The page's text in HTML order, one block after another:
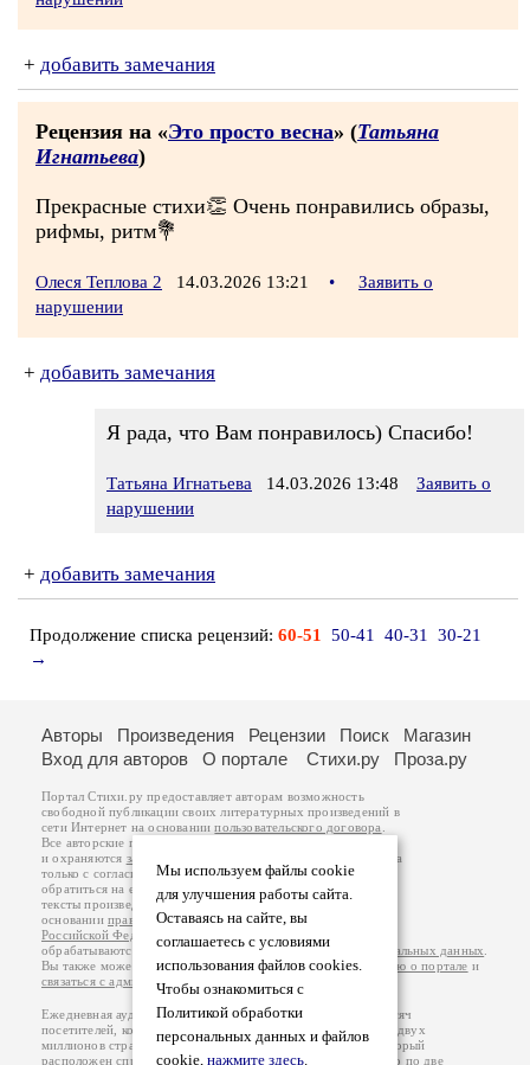
+ добавить замечания
Рецензия на «Это просто весна» (Татьяна
Игнатьева)
Прекрасные стихи👏 Очень понравились образы,
рифмы, ритм💐
Олеся Теплова 2 14.03.2026 13:21 •
Заявить о
нарушении
+ добавить замечания
Я рада, что Вам понравилось) Спасибо!
Татьяна Игнатьева 14.03.2026 13:48
Заявить о
нарушении
+ добавить замечания
Продолжение списка рецензий: 60-51 50-41 40-31
30-21
→
Мы используем файлы cookie
для улучшения работы сайта.
Оставаясь на сайте, вы
соглашаетесь с условиями
использования файлов cookies.
Чтобы ознакомиться с
Политикой обработки
персональных данных и файлов
cookie, нажмите здесь.
Авторы Произведения Рецензии Поиск
Магазин
Вход для авторов
О портале Стихи.ру Проза.ру
Портал Стихи.ру предоставляет авторам возможность
свободной публикации своих литературных произведений в
сети Интернет на основаниипользовательского договора
Все авторские права на произведения принадлежат авторам
и охраняются законом
. Перепечатка произведений возможна
только с согласия его автора, к которому вы можете
обратиться на его авторской странице. Ответственность за
тексты произведений авторы несут самостоятельно на
основанииправил публикацииизаконодательства
Российской Федерации
обрабатываются на основанииПолитики обработки персональных данных
Вы также можете посмотреть более подробнуюинформацию о портале и
связаться с администрацией
Ежедневная аудитория портала Стихи.ру – порядка 200 тысяч
посетителей, которые в общей сумме просматривают более двух
миллионов страниц по данным счетчика посещаемости, который
расположен справа от этого текста. В каждой графе указано по две